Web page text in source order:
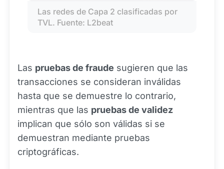
Las redes de Capa 2 clasificadas por
TVL. Fuente: L2beat
Las pruebas de fraude sugieren que las
transacciones se consideran inválidas
hasta que se demuestre lo contrario,
mientras que las pruebas de validez
implican que sólo son válidas si se
demuestran mediante pruebas
criptográficas.